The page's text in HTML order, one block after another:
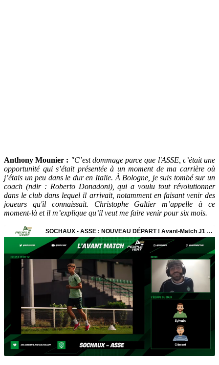
Anthony Mounier : "C’est dommage parce que l'ASSE, c’était une
opportunité qui s’était présentée à un moment de ma carrière où
j’étais un peu dans le dur en Italie. À Bologne, je suis tombé sur un
coach (ndlr : Roberto Donadoni), qui a voulu tout révolutionner
dans le club dans lequel il arrivait, notamment en faisant venir des
joueurs qu'il connaissait. Christophe Galtier m’appelle à ce
moment-là et il m’explique qu’il veut me faire venir pour six mois.